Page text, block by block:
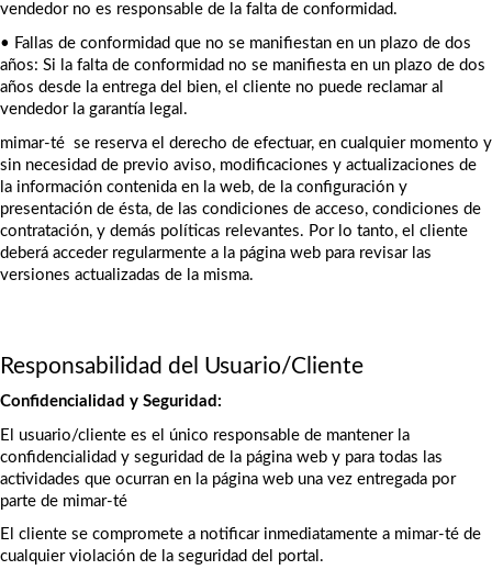
vendedor no es responsable de la falta de conformidad.
• Fallas de conformidad que no se manifiestan en un plazo de dos
años: Si la falta de conformidad no se manifiesta en un plazo de dos
años desde la entrega del bien, el cliente no puede reclamar al
vendedor la garantía legal.
mimar-té  se reserva el derecho de efectuar, en cualquier momento y
sin necesidad de previo aviso, modificaciones y actualizaciones de
la información contenida en la web, de la configuración y
presentación de ésta, de las condiciones de acceso, condiciones de
contratación, y demás políticas relevantes. Por lo tanto, el cliente
deberá acceder regularmente a la página web para revisar las
versiones actualizadas de la misma.
Responsabilidad del Usuario/Cliente
Confidencialidad y Seguridad:
El usuario/cliente es el único responsable de mantener la
confidencialidad y seguridad de la página web y para todas las
actividades que ocurran en la página web una vez entregada por
parte de mimar-té
El cliente se compromete a notificar inmediatamente a mimar-té de
cualquier violación de la seguridad del portal.